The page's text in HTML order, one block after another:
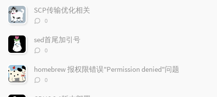
数：
SCP传输优化相关
评
数：
0
sed首尾加引号
评
数：
0
homebrew 报权限错误"Permission denied"问题
评
数：
0